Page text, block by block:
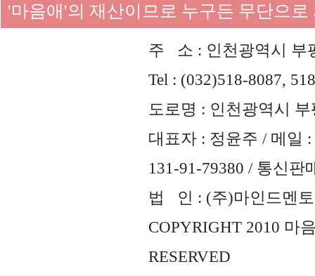
'마음애'의 재산이므로 누구든 무단으
주 소 : 인천광역시 부
Tel : (032)518-8087,
도로명 : 인천광역시
대표자 : 정윤주 / 메일 :
131-91-79380 / 통신판
법 인 : (주)마인드멘토
COPYRIGHT 2010 마
RESERVED